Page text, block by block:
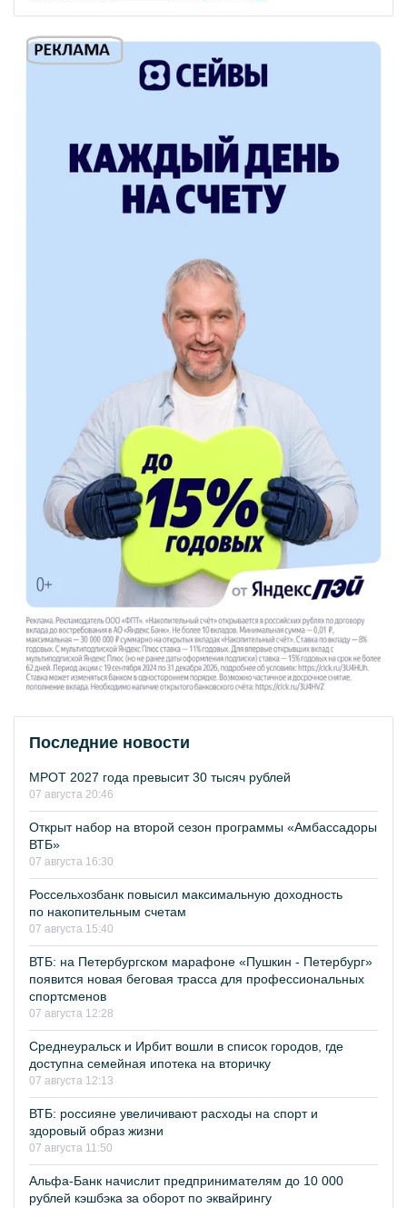
Последние новости
МРОТ 2027 года превысит 30 тысяч рублей
07 августа 20:46
Открыт набор на второй сезон программы «Амбассадоры
ВТБ»
07 августа 16:30
Россельхозбанк повысил максимальную доходность
по накопительным счетам
07 августа 15:40
ВТБ: на Петербургском марафоне «Пушкин - Петербург»
появится новая беговая трасса для профессиональных
спортсменов
07 августа 12:28
Среднеуральск и Ирбит вошли в список городов, где
доступна семейная ипотека на вторичку
07 августа 12:13
ВТБ: россияне увеличивают расходы на спорт и
здоровый образ жизни
07 августа 11:50
Альфа-Банк начислит предпринимателям до 10 000
рублей кэшбэка за оборот по эквайрингу